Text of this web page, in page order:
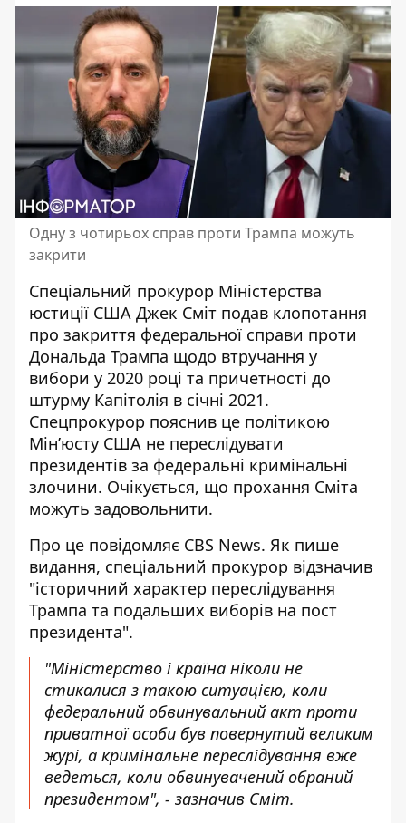
Одну з чотирьох справ проти Трампа можуть
закрити
Спеціальний прокурор Міністерства
юстиції США Джек Сміт подав клопотання
про закриття федеральної справи проти
Дональда Трампа щодо втручання у
вибори у 2020 році та причетності до
штурму Капітолія в січні 2021.
Спецпрокурор пояснив це політикою
Мін’юсту США не переслідувати
президентів за федеральні кримінальні
злочини. Очікується, що прохання Сміта
можуть задовольнити.
Про це повідомляє CBS News. Як пише
видання, спеціальний прокурор відзначив
"історичний характер переслідування
Трампа та подальших виборів на пост
президента".
"Міністерство і країна ніколи не
стикалися з такою ситуацією, коли
федеральний обвинувальний акт проти
приватної особи був повернутий великим
журі, а кримінальне переслідування вже
ведеться, коли обвинувачений обраний
президентом", - зазначив Сміт.